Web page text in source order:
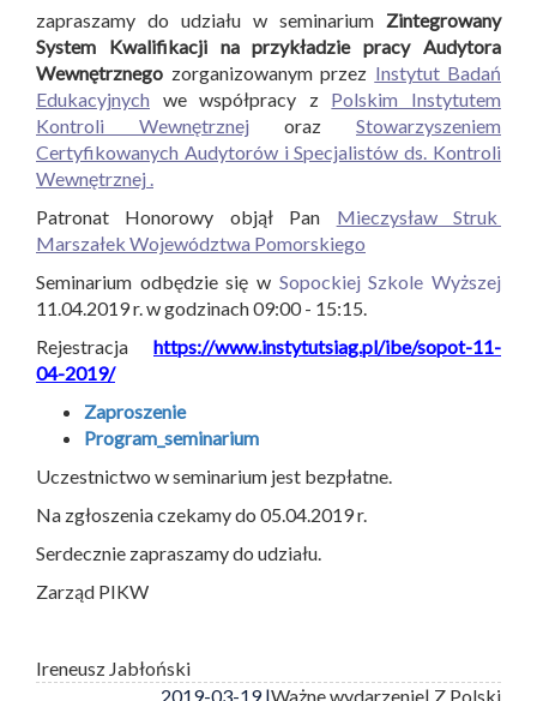
zapraszamy do udziału w seminarium Zintegrowany
System Kwalifikacji na przykładzie pracy Audytora
Wewnętrznego zorganizowanym przez Instytut Badań
Edukacyjnych we współpracy z Polskim Instytutem
Kontroli Wewnętrznej oraz Stowarzyszeniem
Certyfikowanych Audytorów i Specjalistów ds. Kontroli
Wewnętrznej .
Patronat Honorowy objął Pan Mieczysław Struk
Marszałek Województwa Pomorskiego
Seminarium odbędzie się w Sopockiej Szkole Wyższej
11.04.2019 r. w godzinach 09:00 - 15:15.
Rejestracja https://www.instytutsiag.pl/ibe/sopot-11-
04-2019/
Zaproszenie
Program_seminarium
Uczestnictwo w seminarium jest bezpłatne.
Na zgłoszenia czekamy do 05.04.2019 r.
Serdecznie zapraszamy do udziału.
Zarząd PIKW
Ireneusz Jabłoński
2019-03-19 |Ważne wydarzenie| Z Polski